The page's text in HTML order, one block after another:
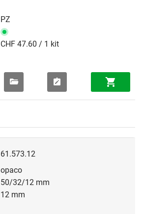
PZ
CHF 47.60 / 1 kit
61.573.12
opaco
50/32/12 mm
12 mm